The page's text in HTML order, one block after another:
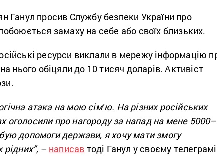
Ганул просив Службу безпеки України про
замаху на себе або своїх близьких.
ресурси виклали в мережу інформацію
нього обіцяли до 10 тисяч доларів. Активіст
атака на мою сімʼю. На різних російських
оголосили про нагороду за напад на мене 5000–
допомоги держави, я хочу мати змогу
рідних”, – написав тоді Ганул у своєму